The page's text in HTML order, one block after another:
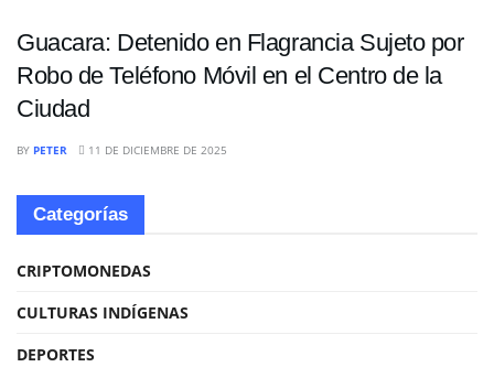
Guacara: Detenido en Flagrancia Sujeto por
Robo de Teléfono Móvil en el Centro de la
Ciudad
BY PETER 11 DE DICIEMBRE DE 2025
Categorías
CRIPTOMONEDAS
CULTURAS INDÍGENAS
DEPORTES